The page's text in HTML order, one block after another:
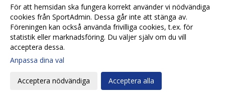
Spelarträffar inom High Five ger en gemensam syn från
liten till stor
2019-02-08 09:21
Biljetter till Svenska Cupen 2019-02-07 10:00
Valberedningens förslag 2019-02-01 15:35
Biljettsläpp Svenska Cupen!
Biljettinformation inför Svenska Cupen!
Kalle Olsson, ny klubbchef i Eskils
För att hemsidan ska fungera korrekt använder vi nödvändiga
cookies från SportAdmin. Dessa går inte att stänga av.
Föreningen kan också använda frivilliga cookies, t.ex. för
statistik eller marknadsföring. Du väljer själv om du vill
acceptera dessa.
Anpassa dina val
Acceptera nödvändiga Acceptera alla